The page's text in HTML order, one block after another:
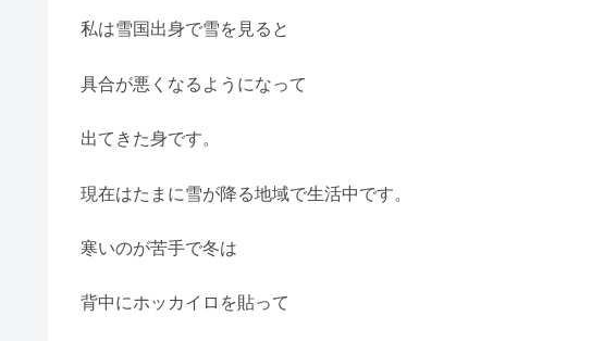
私は雪国出身で雪を見ると
具合が悪くなるようになって
出てきた身です。
現在はたまに雪が降る地域で生活中です。
寒いのが苦手で冬は
背中にホッカイロを貼って